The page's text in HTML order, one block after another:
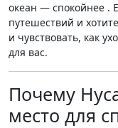
океан — спокойнее .
путешествий и
и чувствовать, как
для вас.
Почему
место для